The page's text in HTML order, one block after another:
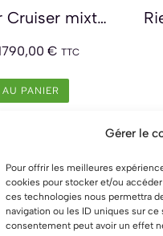
Gérer le
Pour offrir les meilleures
cookies pour stocker et/ou
ces technologies nous permettra
navigation ou les ID uniques sur
consentement peut avoir un effet
Riese & Muller Cruiser mixte beige - OCCASION
€ TTC
PANIER